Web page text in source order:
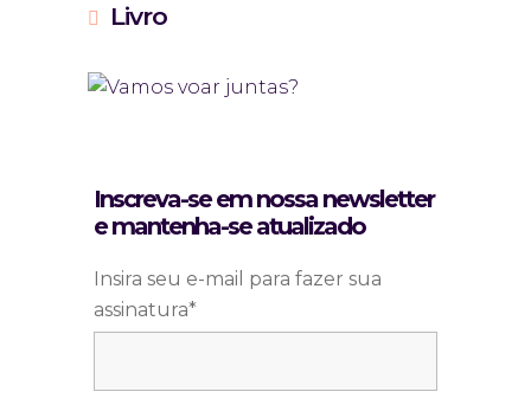
Livro
Inscreva-se em nossa newsletter
e mantenha-se atualizado
Insira seu e-mail para fazer sua
assinatura*